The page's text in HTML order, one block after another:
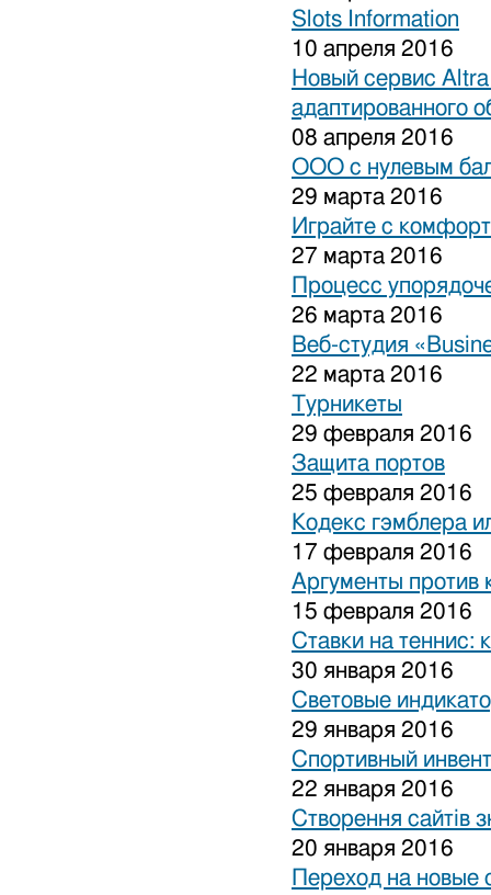
Slots Information
10 апреля 2016
Новый сервис Altra
адаптированного
08 апреля 2016
ООО с нулевым
29 марта 2016
Играйте с
27 марта 2016
Процесс
26 марта 2016
Веб-студия
22 марта 2016
Турникеты
29 февраля 2016
Защита портов
25 февраля 2016
Кодекс гэмблера
17 февраля 2016
Аргументы против
15 февраля 2016
Ставки на теннис:
30 января 2016
Световые
29 января 2016
Спортивный
22 января 2016
Створення сайтів
20 января 2016
Переход на новые